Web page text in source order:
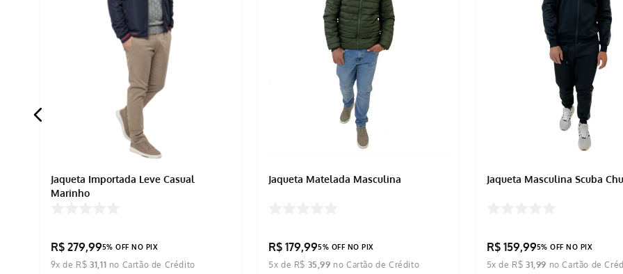
Jaqueta Importada Leve Casual
Marinho
R$ 279,995% OFF NO PIX
9x de R$ 31,11
Jaqueta Matelada Masculina
R$ 179,995% OFF NO PIX
5x de R$ 35 ,99
Jaqueta Masculina Scuba
R$ 159,995% OFF NO PIX
5x de R$ 31,99